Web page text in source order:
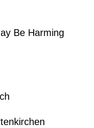
Be Harming